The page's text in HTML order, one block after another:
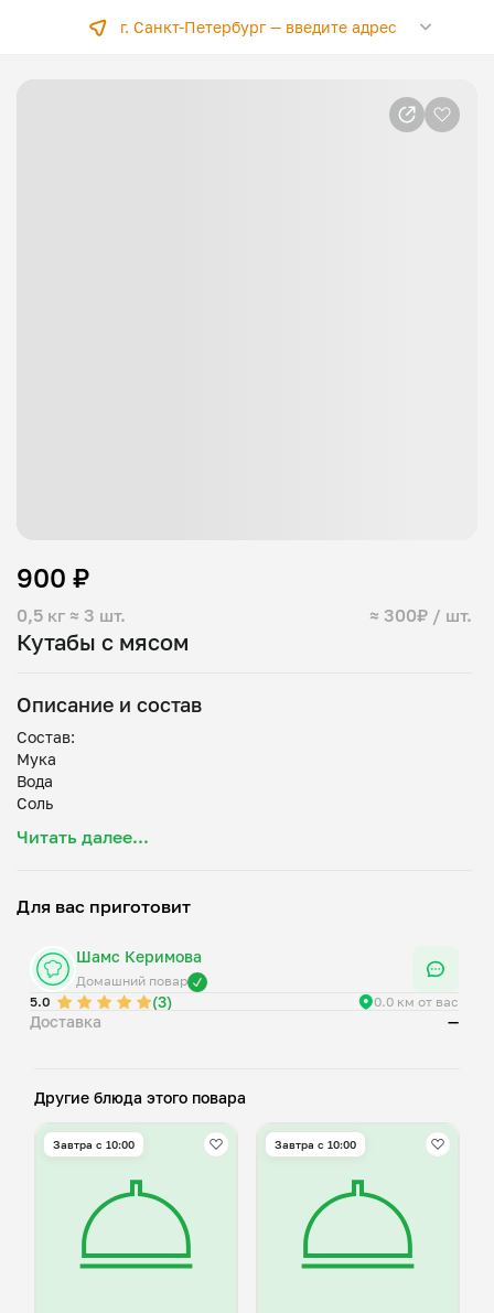
г. Санкт-Петербург —введите адрес
Кутабы с мясом
0,5 кг ≈ 3 шт. ≈ 300₽ / шт.
900 ₽
Описание и состав
Состав:
Мука
Вода
Соль
Читать далее...
Для вас приготовит
Шамс Керимова
Домашний повар
5.0
(3) 0.0 км от вас
Доставка —
Другие блюда этого повара
Завтра c 10:00 Завтра c 10:00